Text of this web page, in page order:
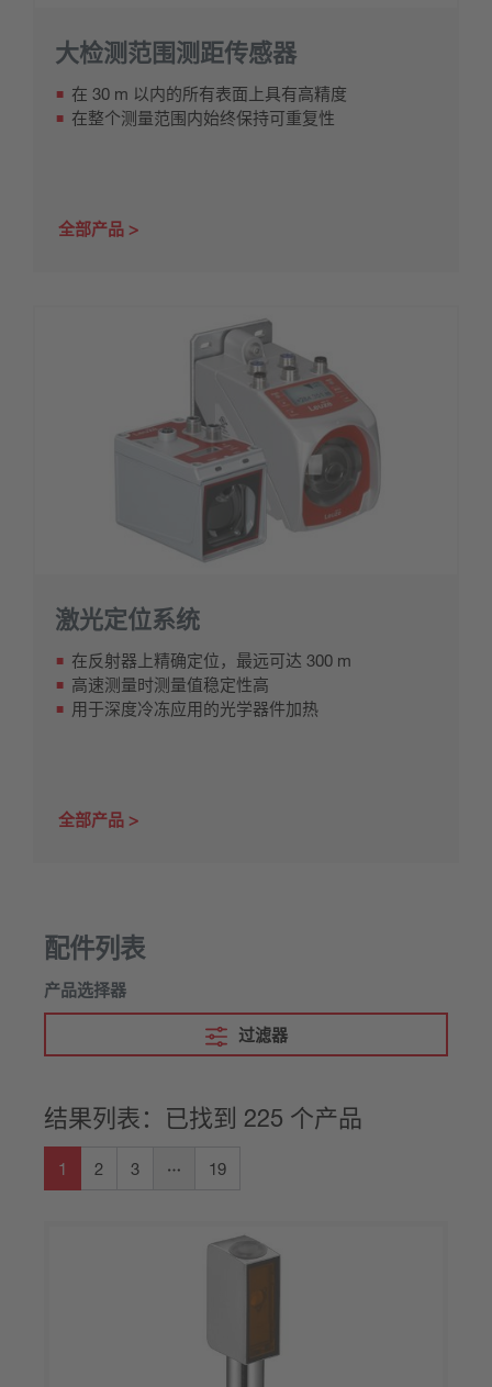
大检测范围测距传感器
在 30 m 以内的所有表面上具有高精度
在整个测量范围内始终保持可重复性
全部产品
激光定位系统
在反射器上精确定位，最远可达 300 m
高速测量时测量值稳定性高
用于深度冷冻应用的光学器件加热
全部产品
配件列表
产品选择器
过滤器
结果列表：已找到 225 个产品
1 2 3 19